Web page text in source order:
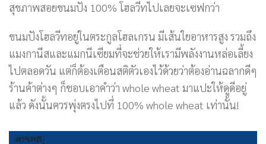
สุขภาพสอยขนมปัง 100% โฮลวีทไปเลยจะเซฟกว่า
ขนมปังโฮลวีทอยู่ในตระกูลโฮลเกรน มีเส้นใยอาหารสูง รวมถึง
แมงกานีสและแมกนีเซียมที่จะช่วยให้เรามีพลังงานหล่อเลี้ยง
ไปตลอดวัน แต่ก็ต้องเตือนสติตัวเองไว้ด้วยว่าต้องอ่านฉลากดีๆ
ร้านค้าต่างๆ ก็ชอบเอาคำว่า whole wheat มาแปะให้ดูดีอยู่
แล้ว ดังนั้นควรพุ่งตรงไปที่ 100% whole wheat เท่านั้น!